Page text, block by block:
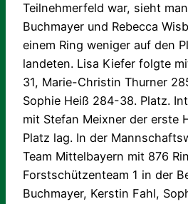
Teilnehmerfeld war, sieht
Buchmayer und Rebecca
einem Ring weniger auf den
landeten. Lisa Kiefer folgte
31, Marie-Christin Thurner
Sophie Heiß 284-38. Platz.
mit Stefan Meixner der erste
Platz lag. In der
Team Mittelbayern mit 876
Forstschützenteam 1 in der
Buchmayer, Kerstin Fahl,